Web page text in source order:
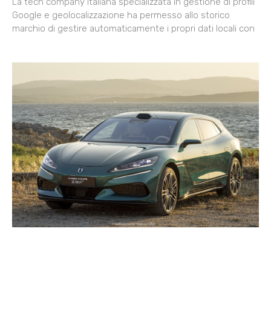
Google e geolocalizzazione ha permesso allo storico
marchio di gestire automaticamente i propri dati locali con